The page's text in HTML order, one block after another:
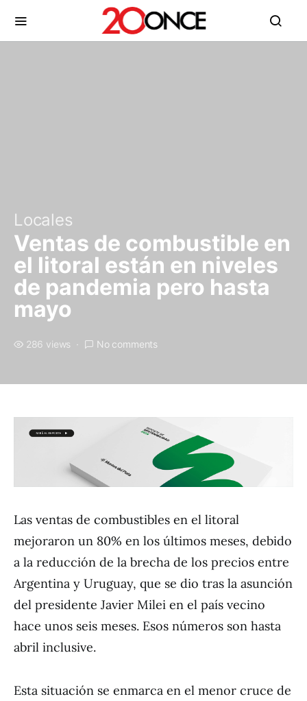
Locales
Ventas de combustible en
el litoral están en niveles
de pandemia pero hasta
mayo
286 views No comments
Las ventas de combustibles en el litoral
mejoraron un 80% en los últimos meses, debido
a la reducción de la brecha de los precios entre
Argentina y Uruguay, que se dio tras la asunción
del presidente Javier Milei en el país vecino
hace unos seis meses. Esos números son hasta
abril inclusive.
Esta situación se enmarca en el menor cruce de